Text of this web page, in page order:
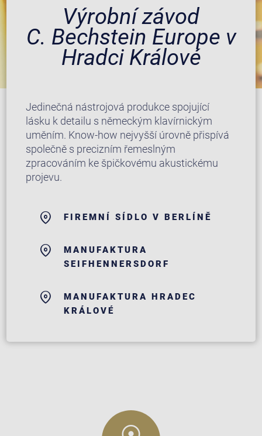
Výrobní závod
C. Bechstein Europe v
Hradci Králové
Jedinečná nástrojová produkce spojující
lásku k detailu s německým klavírnickým
uměním. Know-how nejvyšší úrovně přispívá
společně s precizním řemeslným
zpracováním ke špičkovému akustickému
projevu.
FIREMNÍ SÍDLO V BERLÍNĚ
MANUFAKTURA
SEIFHENNERSDORF
MANUFAKTURA HRADEC
KRÁLOVÉ